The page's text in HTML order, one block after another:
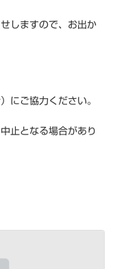
しますので、お出か
にご協力ください。
止となる場合があり